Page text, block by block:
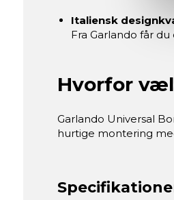
Italiensk
Fra Garlando får
Hvorfor
Garlando Universal
hurtige montering